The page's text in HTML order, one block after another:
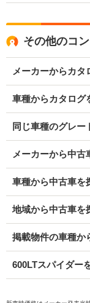
その他のコ
メーカーからカタ
車種からカタログ
同じ車種のグレー
メーカーから中古
車種から中古車を
地域から中古車を
掲載物件の車種か
600LTスパイダー